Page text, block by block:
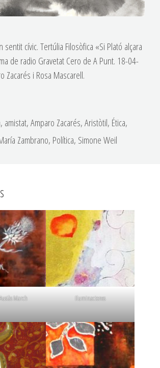
sentit cívic. Tertúlia Filosòfica «Si Plató alçara
de radio Gravetat Cero de A Punt. 18-04-
Zacarés i Rosa Mascarell.
, amistat,Amparo Zacarés,Aristòtil, Ética,
Zambrano, Política, Simone Weil
March Iluminaciones